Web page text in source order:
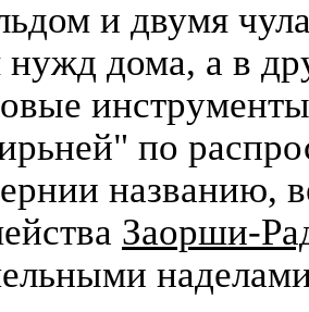
и двумя
нужд дома, а в
по
названию,
Заорши-